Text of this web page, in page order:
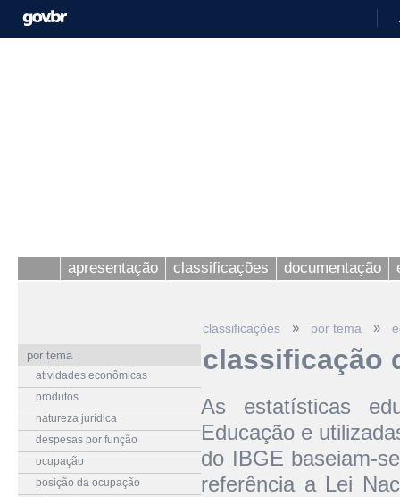
apresentação classificações documentação
por tema
atividades econômicas
produtos
natureza jurídica
despesas por função
ocupação
posição da ocupação
classificações » por tema »
classificação
As estatísticas
Educação e
do IBGE baseiam-
referência a Lei